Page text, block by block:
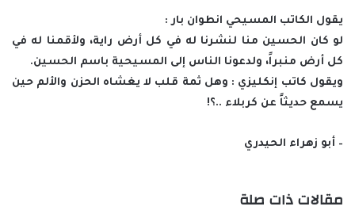
يقول الكاتب المسيحي انطوان بار :
لو كان الحسين منا لنشرنا له في كل أرض راية، ولأقمنا له في
كل أرض منبراً، ولدعونا الناس إلى المسيحية باسم الحسين.
ويقول كاتب إنكليزي : وهل ثمة قلب لا يغشاه الحزن والألم حين
يسمع حديثاً عن كربلاء ..؟!
– أبو زهراء الحيدري
مقالات ذات صلة